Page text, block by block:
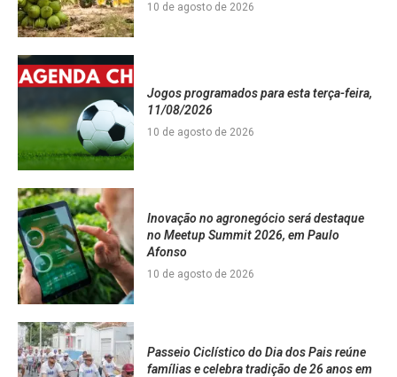
10 de agosto de 2026
Jogos programados para esta terça-feira,
11/08/2026
10 de agosto de 2026
Inovação no agronegócio será destaque
no Meetup Summit 2026, em Paulo
Afonso
10 de agosto de 2026
Passeio Ciclístico do Dia dos Pais reúne
famílias e celebra tradição de 26 anos em